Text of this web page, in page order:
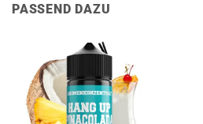
PASSEND DAZU